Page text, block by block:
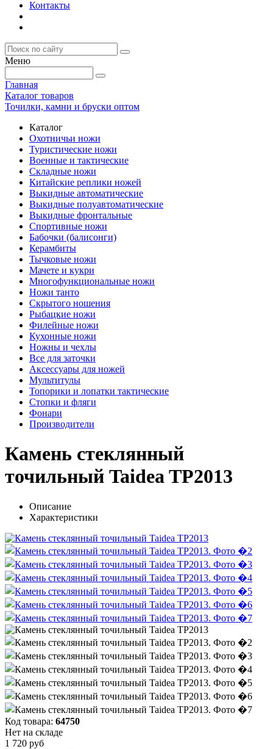
Контакты
Меню
Главная
Каталог товаров
Точилки, камни и бруски оптом
Каталог
Охотничьи ножи
Туристические ножи
Военные и тактические
Складные ножи
Китайские реплики ножей
Выкидные автоматические
Выкидные полуавтоматические
Выкидные фронтальные
Спортивные ножи
Бабочки (балисонги)
Керамбиты
Тычковые ножи
Мачете и кукри
Многофункциональные ножи
Ножи танто
Скрытого ношения
Рыбацкие ножи
Филейные ножи
Кухонные ножи
Ножны и чехлы
Все для заточки
Аксессуары для ножей
Мультитулы
Топорики и лопатки тактические
Стопки и фляги
Фонари
Производители
Камень стеклянный
точильный Taidea TP2013
Описание
Характеристики
Код товара: 64750
Нет на складе
1 720 руб